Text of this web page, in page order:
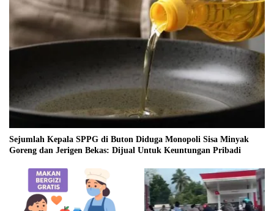
Sejumlah Kepala SPPG di Buton Diduga Monopoli Sisa Minyak
Goreng dan Jerigen Bekas: Dijual Untuk Keuntungan Pribadi